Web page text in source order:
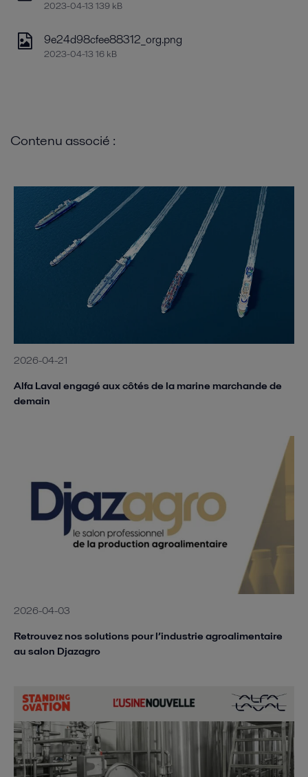
2023-04-13 139 kB
9e24d98cfee88312_org.png
2023-04-13 16 kB
Contenu associé :
2026-04-21
Alfa Laval engagé aux côtés de la marine marchande de
demain
2026-04-03
Retrouvez nos solutions pour l’industrie agroalimentaire
au salon Djazagro